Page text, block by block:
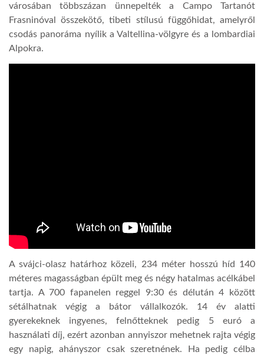
AFRIKA TUDÁSTÁR
GLOBOBOOK
városában többszázan ünnepelték a Campo Tartanót
Frasninóval összekötő, tibeti stílusú függőhidat, amelyről
csodás panoráma nyílik a Valtellina-völgyre és a lombardiai
Alpokra.
A svájci-olasz határhoz közeli, 234 méter hosszú híd 140
méteres magasságban épült meg és négy hatalmas acélkábel
tartja. A 700 fapanelen reggel 9:30 és délután 4 között
sétálhatnak végig a bátor vállalkozók. 14 év alatti
gyerekeknek ingyenes, felnőtteknek pedig 5 euró a
használati díj, ezért azonban annyiszor mehetnek rajta végig
egy napig, ahányszor csak szeretnének. Ha pedig célba